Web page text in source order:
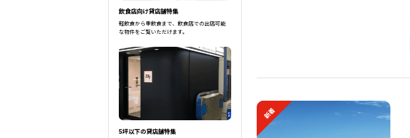
新着
飲食店向け貸店舗特集
軽飲食から重飲食まで、飲食店での出店可能
な物件をご覧いただけます。
5坪以下の貸店舗特集